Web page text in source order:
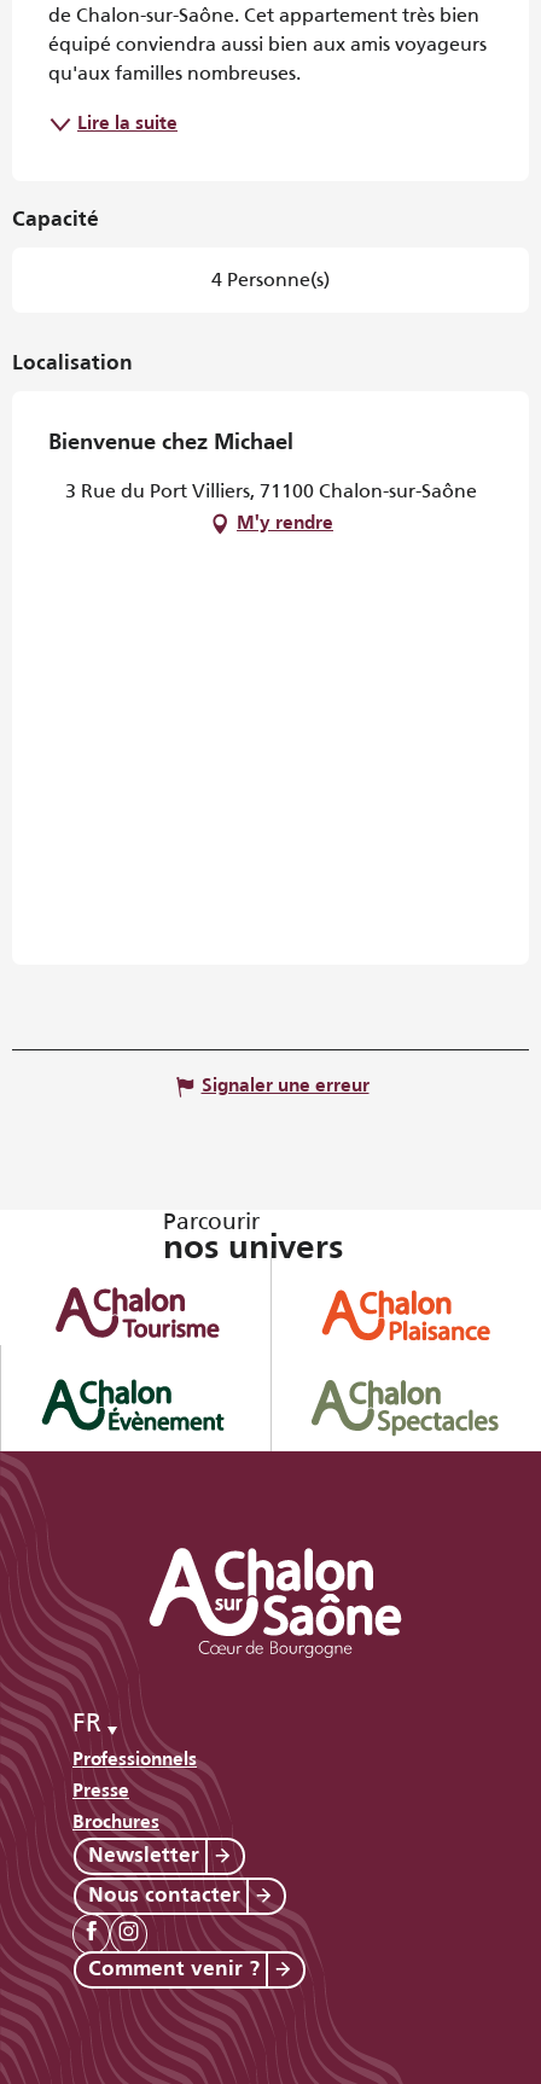
de Chalon-sur-Saône. Cet appartement très bien
équipé conviendra aussi bien aux amis voyageurs
qu'aux familles nombreuses.
Lire la suite
Capacité
4 Personne(s)
Localisation
Bienvenue chez Michael
3 Rue du Port Villiers, 71100 Chalon-sur-Saône
M'y rendre
Signaler une erreur
Parcourir
nos univers
FR
Professionnels
Presse
Brochures
Newsletter
Nous contacter
Comment venir ?